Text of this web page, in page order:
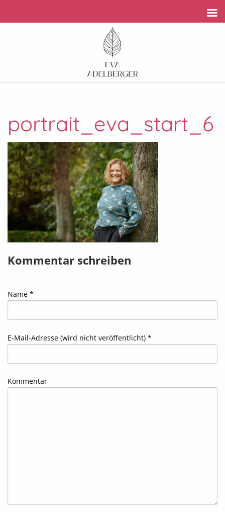
portrait_eva_start_6
Kommentar schreiben
Name *
E-Mail-Adresse (wird nicht veröffentlicht) *
Kommentar